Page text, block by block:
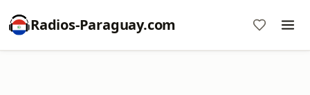
Radios-Paraguay.com